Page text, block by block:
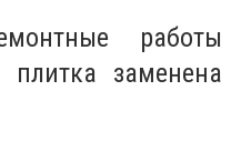
работы
плитка заменена